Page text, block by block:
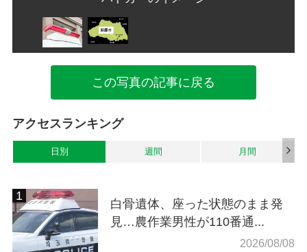
この写真の記事に戻る
アクセスランキング
日別 週間 月間
白骨遺体、座った状態のまま発
見…農作業男性が110番通...
2026/08/08